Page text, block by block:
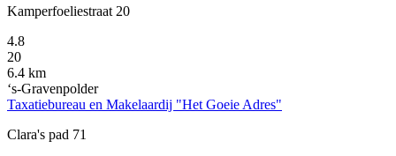
Kamperfoeliestraat 20
4.8
20
6.4 km
‘s-Gravenpolder
Taxatiebureau en Makelaardij "Het Goeie Adres"
Clara's pad 71